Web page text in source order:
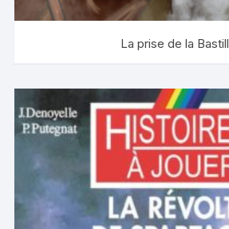
La prise de la